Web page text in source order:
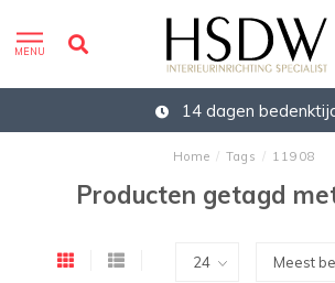
MENU
14 dagen
Home / Tags / 11908
Producten getagd